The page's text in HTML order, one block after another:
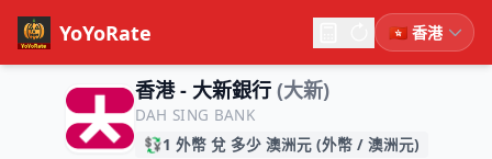
YoYoRate
香港 - 大新銀行 (大新)
DAH SING BANK
💱1 外幣 兌 多少 澳洲元 (外幣 / 澳洲元)